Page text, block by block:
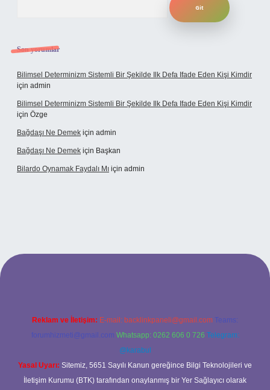
Son yorumlar
Bilimsel Determinizm Sistemli Bir Şekilde Ilk Defa Ifade Eden Kişi Kimdir
için admin
Bilimsel Determinizm Sistemli Bir Şekilde Ilk Defa Ifade Eden Kişi Kimdir
için Özge
Bağdaşı Ne Demek için admin
Bağdaşı Ne Demek için Başkan
Bilardo Oynamak Faydalı Mı için admin
bahis sitesi
Reklam ve İletişim: E-mail: backlinkpaneli@gmail.com Teams:
forumhizmeti@gmail.com Whatsapp: 0262 606 0 726 Telegram:
@karabul
Yasal Uyarı: Sitemiz, 5651 Sayılı Kanun gereğince Bilgi Teknolojileri ve
İletişim Kurumu (BTK) tarafından onaylanmış bir Yer Sağlayıcı olarak